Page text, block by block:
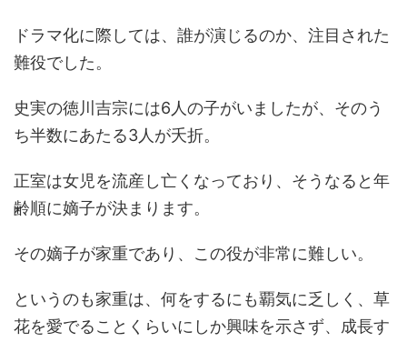
ドラマ化に際しては、誰が演じるのか、注目された
難役でした。
史実の徳川吉宗には6人の子がいましたが、そのう
ち半数にあたる3人が夭折。
正室は女児を流産し亡くなっており、そうなると年
齢順に嫡子が決まります。
その嫡子が家重であり、この役が非常に難しい。
というのも家重は、何をするにも覇気に乏しく、草
花を愛でることくらいにしか興味を示さず、成長す